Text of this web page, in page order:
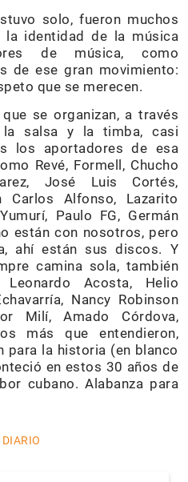
solo, fueron muchos
identidad de la música
de música, como
de ese gran movimiento:
que se merecen.
se organizan, a través
salsa y la timba, casi
los aportadores de esa
Revé, Formell, Chucho
José Luis Cortés,
Carlos Alfonso, Lazarito
Paulo FG, Germán
están con nosotros, pero
ahí están sus discos. Y
camina sola, también
Acosta, Helio
Nancy Robinson
Milí, Amado Córdova,
más que entendieron,
para la historia (en blanco
en estos 30 años de
cubano. Alabanza para